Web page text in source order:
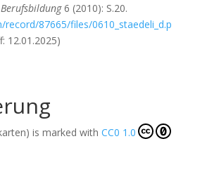
6 (2010): S.20.
87665/files/0610_staedeli_d.p
12.01.2025)
is marked with CC0 1.0